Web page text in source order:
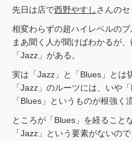
先日は店で西野やすしさんのセ
相変わらずの超ハイレベルのブ
まあ聞く人が聞けばわかるが
「Jazz」がある。
実は「Jazz」と「Blues」とは
「Jazz」のルーツには、いや
「Blues」というものが根強く
ところが「Blues」を経ること
「Jazz」という要素がないので